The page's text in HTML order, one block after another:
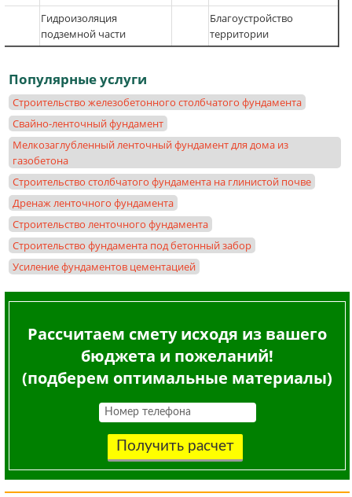
Гидроизоляция
подземной части
Благоустройство
территории
Популярные услуги
Строительство железобетонного столбчатого фундамента
Свайно-ленточный фундамент
Мелкозаглубленный ленточный фундамент для дома из
газобетона
Строительство столбчатого фундамента на глинистой почве
Дренаж ленточного фундамента
Строительство ленточного фундамента
Строительство фундамента под бетонный забор
Усиление фундаментов цементацией
Рассчитаем смету исходя из вашего
бюджета и пожеланий!
(подберем оптимальные материалы)
Получить расчет